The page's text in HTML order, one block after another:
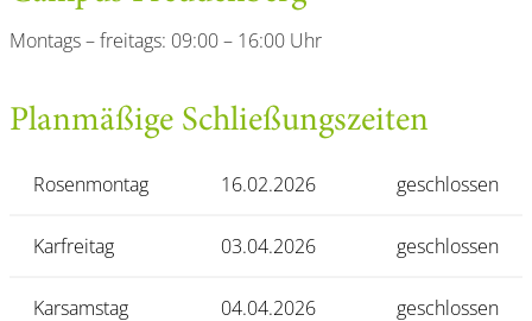
Montags – freitags: 09:00 – 16:00 Uhr
Planmäßige Schließungszeiten
Rosenmontag 16.02.2026 geschlossen
Karfreitag 03.04.2026 geschlossen
Karsamstag 04.04.2026 geschlossen